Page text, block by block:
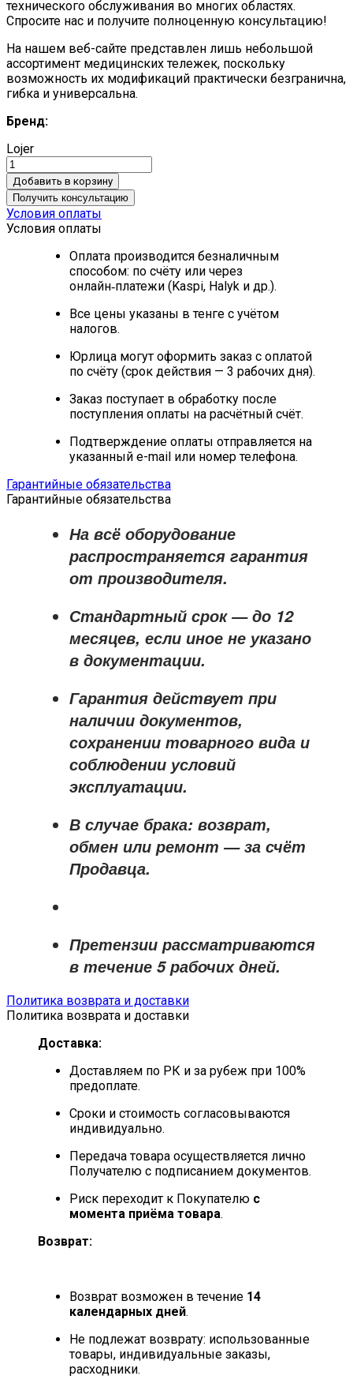
технического обслуживания во многих областях.
Спросите нас и получите полноценную консультацию!
На нашем веб-сайте представлен лишь небольшой
ассортимент медицинских тележек, поскольку
возможность их модификаций практически безгранична,
гибка и универсальна.
Бренд:
Lojer
Добавить в корзину
Получить консультацию
Условия оплаты
Условия оплаты
Оплата производится безналичным
способом: по счёту или через
онлайн‑платежи (Kaspi, Halyk и др.).
Все цены указаны в тенге с учётом
налогов.
Юрлица могут оформить заказ с оплатой
по счёту (срок действия — 3 рабочих дня).
Заказ поступает в обработку после
поступления оплаты на расчётный счёт.
Подтверждение оплаты отправляется на
указанный e-mail или номер телефона.
Гарантийные обязательства
Гарантийные обязательства
На всё оборудование
распространяется гарантия
от производителя.
Стандартный срок — до 12
месяцев, если иное не указано
в документации.
Гарантия действует при
наличии документов,
сохранении товарного вида и
соблюдении условий
эксплуатации.
В случае брака: возврат,
обмен или ремонт —за счёт
Продавца.
Претензии рассматриваются
в течение 5 рабочих дней.
Политика возврата и доставки
Политика возврата и доставки
Доставка:
Доставляем по РК и за рубеж при 100%
предоплате.
Сроки и стоимость согласовываются
индивидуально.
Передача товара осуществляется лично
Получателю с подписанием документов.
Риск переходит к Покупателю с
момента приёма товара.
Возврат:
Возврат возможен в течение 14
календарных дней.
Не подлежат возврату: использованные
товары, индивидуальные заказы,
расходники.